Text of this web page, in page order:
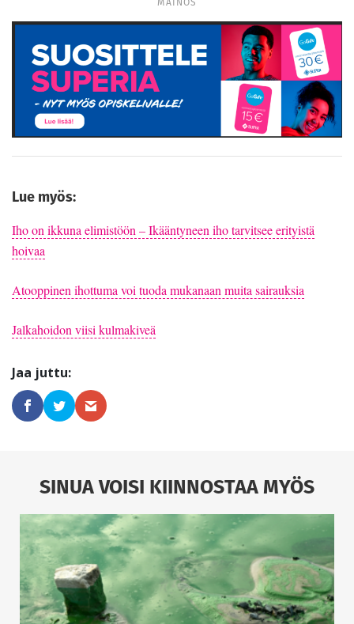
Lue myös:
Iho on ikkuna elimistöön – Ikääntyneen iho tarvitsee erityistä
hoivaa
Atooppinen ihottuma voi tuoda mukanaan muita sairauksia
Jalkahoidon viisi kulmakiveä
SINUA VOISI KIINNOSTAA MYÖS